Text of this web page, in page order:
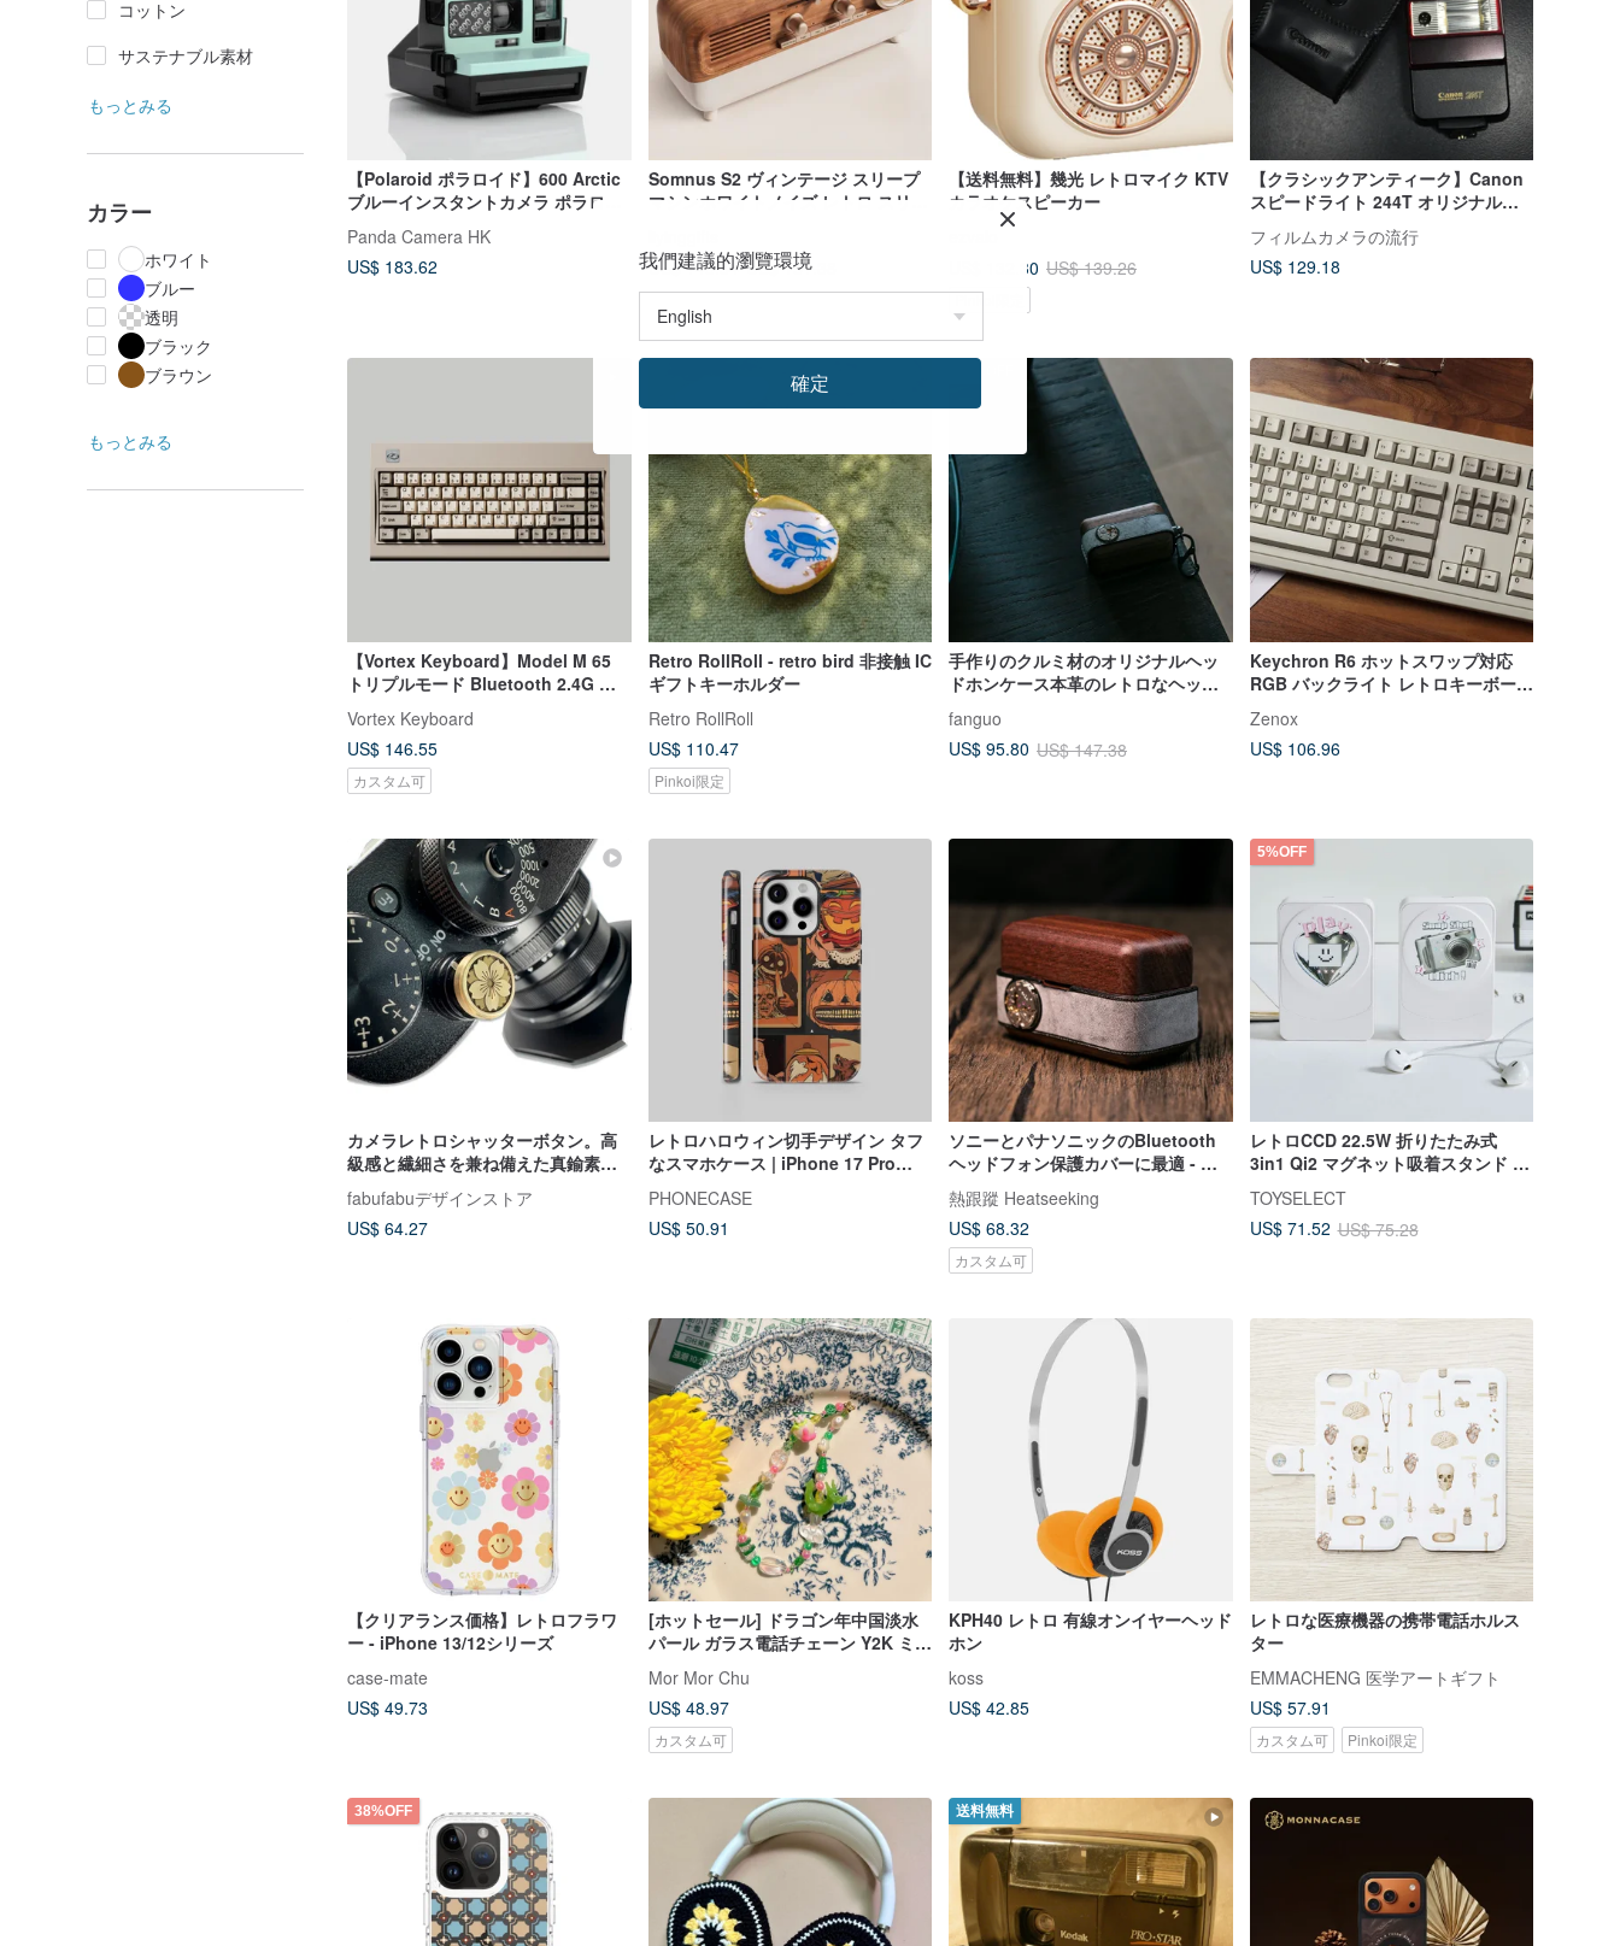
コットン
サステナブル素材
もっとみる
カラー
ホワイト
ブルー
透明
ブラック
ブラウン
もっとみる
【Polaroid ポラロイド】600 Arctic
ブルーインスタントカメラ ポラロイ
ド レトロ 改装済
Panda Camera HK
US$ 183.62
Somnus S2 ヴィンテージ スリープ
マシンホワイトノイズ レトロ スリー
US$ 148.54 US$ 151.38
【送料無料】幾光 レトロマイク KTV
カラオケスピーカー
US$ 132.30 US$ 139.26
Pinkoi限定
【クラシックアンティーク】Canon
スピードライト 244T オリジナルレ
トロフラッシュセット付き
フィルムカメラの流行
US$ 129.18
【Vortex Keyboard】Model M 65
トリプルモード Bluetooth 2.4G メ
ド
Vortex Keyboard
US$ 146.55
カスタム可
Retro RollRoll - retro bird 非接触 IC
ギフトキーホルダー
Retro RollRoll
US$ 110.47
Pinkoi限定
手作りのクルミ材のオリジナルヘッ
ドホンケース本革のレトロなヘッド
fanguo
US$ 95.80 US$ 147.38
Keychron R6 ホットスワップ対応
RGB バックライト レトロキーボード
Zenox
US$ 106.96
カメラレトロシャッターボタン。高
級感と繊細さを兼ね備えた真鍮素材
のシャッターボタン。
fabufabuデザインストア
US$ 64.27
レトロハロウィン切手デザイン タフ
なスマホケース | iPhone 17 Pro
Max 17 Pro 17
PHONECASE
US$ 50.91
ソニーとパナソニックのBluetooth
ヘッドフォン保護カバーに最適 - 本
革レトロパンク
熱跟蹤 Heatseeking
US$ 68.32
カスタム可
5%OFF
レトロCCD 22.5W 折りたたみ式
3in1 Qi2 マグネット吸着スタンド ワ
イヤレス充電器
TOYSELECT
US$ 71.52 US$ 75.28
【クリアランス価格】レトロフラワ
ー - iPhone 13/12シリーズ
case-mate
US$ 49.73
[ホットセール] ドラゴン年中国淡水
パール ガラス電話チェーン Y2K ミレ
ニアム レトロ
Mor Mor Chu
US$ 48.97
カスタム可
KPH40 レトロ 有線オンイヤーヘッド
ホン
koss
US$ 42.85
レトロな医療機器の携帯電話ホルス
ター
EMMACHENG 医学アートギフト
US$ 57.91
カスタム可 Pinkoi限定
38%OFF 送料無料
我們建議的瀏覽環境
確定